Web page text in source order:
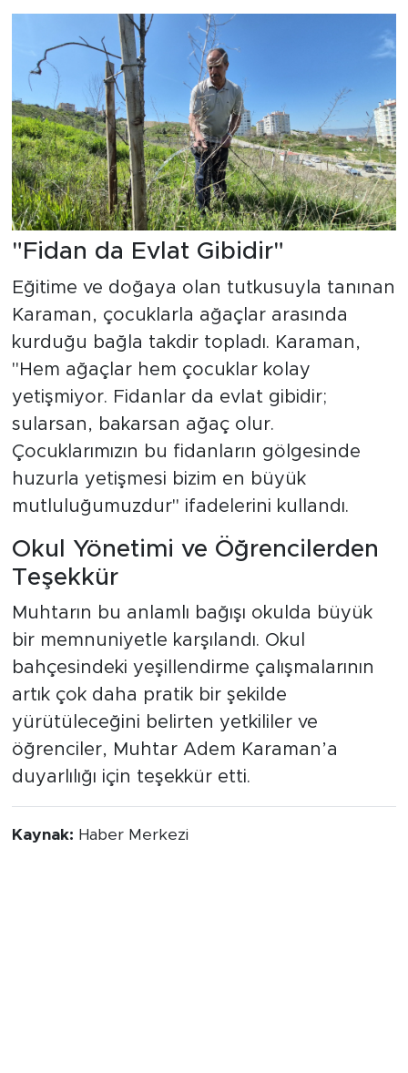
"Fidan da Evlat Gibidir"
Eğitime ve doğaya olan tutkusuyla tanınan
Karaman, çocuklarla ağaçlar arasında
kurduğu bağla takdir topladı. Karaman,
"Hem ağaçlar hem çocuklar kolay
yetişmiyor. Fidanlar da evlat gibidir;
sularsan, bakarsan ağaç olur.
Çocuklarımızın bu fidanların gölgesinde
huzurla yetişmesi bizim en büyük
mutluluğumuzdur" ifadelerini kullandı.
Okul Yönetimi ve Öğrencilerden
Teşekkür
Muhtarın bu anlamlı bağışı okulda büyük
bir memnuniyetle karşılandı. Okul
bahçesindeki yeşillendirme çalışmalarının
artık çok daha pratik bir şekilde
yürütüleceğini belirten yetkililer ve
öğrenciler, Muhtar Adem Karaman’a
duyarlılığı için teşekkür etti.
Kaynak: Haber Merkezi